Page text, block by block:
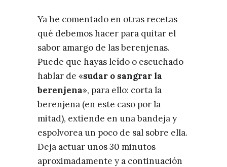
Ya he comentado en otras recetas
qué debemos hacer para quitar el
sabor amargo de las berenjenas.
Puede que hayas leído o escuchado
hablar de «sudar o sangrar la
berenjena», para ello: corta la
berenjena (en este caso por la
mitad), extiende en una bandeja y
espolvorea un poco de sal sobre ella.
Deja actuar unos 30 minutos
aproximadamente y a continuación